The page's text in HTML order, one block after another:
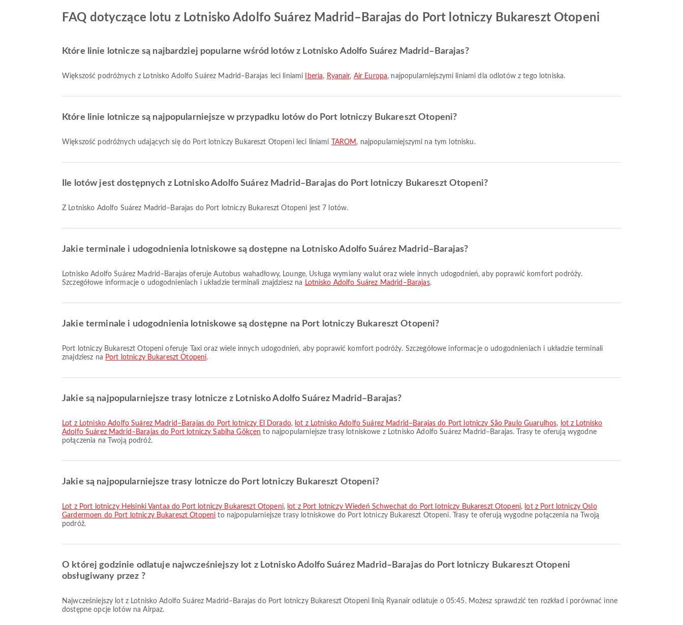
FAQ dotyczące lotu z Lotnisko Adolfo Suárez Madrid–Barajas do Port lotniczy Bukareszt Otopeni
Które linie lotnicze są najbardziej popularne wśród lotów z Lotnisko Adolfo Suárez Madrid–Barajas?
Większość podróżnych z Lotnisko Adolfo Suárez Madrid–Barajas leci liniami Iberia, Ryanair, Air Europa, najpopularniejszymi liniami dla odlotów z tego lotniska.
Które linie lotnicze są najpopularniejsze w przypadku lotów do Port lotniczy Bukareszt Otopeni?
Większość podróżnych udających się do Port lotniczy Bukareszt Otopeni leci liniami TAROM , najpopularniejszymi na tym lotnisku.
Ile lotów jest dostępnych z Lotnisko Adolfo Suárez Madrid–Barajas do Port lotniczy Bukareszt Otopeni?
Z Lotnisko Adolfo Suárez Madrid–Barajas do Port lotniczy Bukareszt Otopeni jest 7 lotów.
Jakie terminale i udogodnienia lotniskowe są dostępne na Lotnisko Adolfo Suárez Madrid–Barajas?
Lotnisko Adolfo Suárez Madrid–Barajas oferuje Autobus wahadłowy, Lounge, Usługa wymiany walut oraz wiele innych udogodnień, aby poprawić komfort podróży.
Szczegółowe informacje o udogodnieniach i układzie terminali znajdziesz na Lotnisko Adolfo Suárez Madrid–Barajas.
Jakie terminale i udogodnienia lotniskowe są dostępne na Port lotniczy Bukareszt Otopeni?
Port lotniczy Bukareszt Otopeni oferuje Taxi oraz wiele innych udogodnień, aby poprawić komfort podróży. Szczegółowe informacje o udogodnieniach i układzie terminali
znajdziesz na Port lotniczy Bukareszt Otopeni.
Jakie są najpopularniejsze trasy lotnicze z Lotnisko Adolfo Suárez Madrid–Barajas?
lot z Lotnisko Adolfo Suárez Madrid–Barajas do Port lotniczy El Dorado, lot z Lotnisko Adolfo Suárez Madrid–Barajas do Port lotniczy São Paulo Guarulhos, lot z Lotnisko
Adolfo Suárez Madrid–Barajas do Port lotniczy Sabiha Gökçen to najpopularniejsze trasy lotniskowe z Lotnisko Adolfo Suárez Madrid–Barajas. Trasy te oferują wygodne
połączenia na Twoją podróż.
Jakie są najpopularniejsze trasy lotnicze do Port lotniczy Bukareszt Otopeni?
lot z Port lotniczy Helsinki Vantaa do Port lotniczy Bukareszt Otopeni, lot z Port lotniczy Wiedeń Schwechat do Port lotniczy Bukareszt Otopeni, lot z Port lotniczy Oslo
Gardermoen do Port lotniczy Bukareszt Otopeni to najpopularniejsze trasy lotniskowe do Port lotniczy Bukareszt Otopeni. Trasy te oferują wygodne połączenia na Twoją
podróż.
O której godzinie odlatuje najwcześniejszy lot z Lotnisko Adolfo Suárez Madrid–Barajas do Port lotniczy Bukareszt Otopeni
obsługiwany przez ?
Najwcześniejszy lot z Lotnisko Adolfo Suárez Madrid–Barajas do Port lotniczy Bukareszt Otopeni linią Ryanair odlatuje o 05:45. Możesz sprawdzić ten rozkład i porównać inne
dostępne opcje lotów na Airpaz.